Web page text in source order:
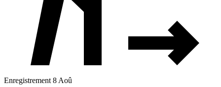
Enregistrement 8 Aoû